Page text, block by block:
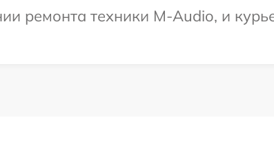
ремонта техники M-Audio, и